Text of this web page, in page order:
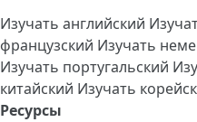
Изучать английский
французский Изучать
Изучать португальский
китайский Изучать
Ресурсы